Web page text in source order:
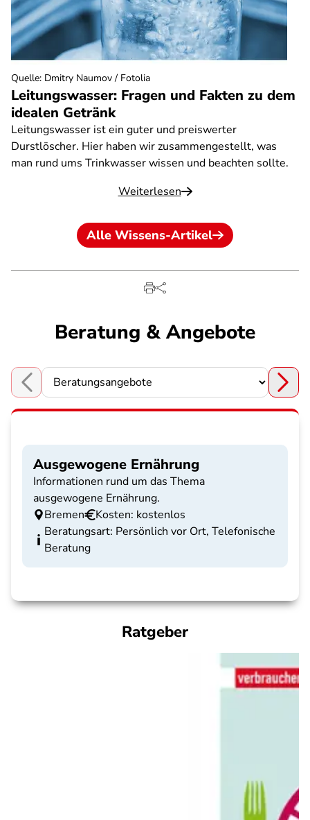
Leitungswasser: Fragen und Fakten zu dem
idealen Getränk
Leitungswasser ist ein guter und preiswerter
Durstlöscher. Hier haben wir zusammengestellt, was
man rund ums Trinkwasser wissen und beachten sollte.
Weiterlesen
Quelle: Dmitry Naumov / Fotolia
Alle Wissens-Artikel
Beratung & Angebote
Choose a section
Ausgewogene Ernährung
Informationen rund um das Thema
ausgewogene Ernährung.
Bremen
Kosten: kostenlos
Beratungsart: Persönlich vor Ort, Telefonische
Beratung
Ratgeber